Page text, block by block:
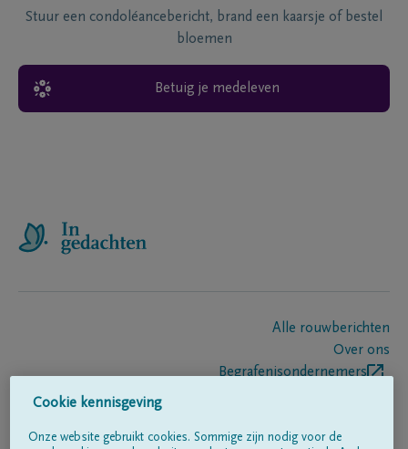
Stuur een condoléancebericht, brand een kaarsje of bestel
bloemen
Betuig je medeleven
Alle rouwberichten
Over ons
Begrafenisondernemers
Cookie kennisgeving
Onze website gebruikt cookies. Sommige zijn nodig voor de